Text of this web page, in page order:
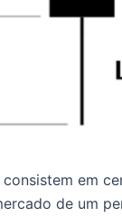
em
de um